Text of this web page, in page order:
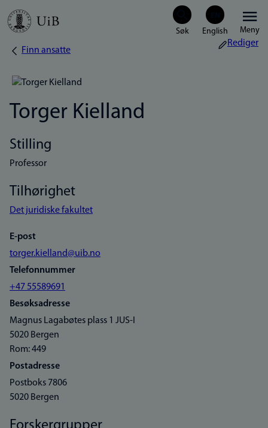
Hopp
Meny
Navigasjonssti
Finn ansatte
Rediger
Torger Kielland
Stilling
Professor
Tilhørighet
Det juridiske fakultet
E-post
torger.kielland@uib.no
Telefonnummer
+47 55589691
Besøksadresse
Magnus Lagabøtes plass 1 JUS-I
5020 Bergen
Rom: 449
Postadresse
Postboks 7806
5020 Bergen